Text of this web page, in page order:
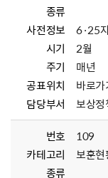
종류
사전정보
6·25
시기
2월
주기
매년
공표위치
바로가
담당부서
보상
번호
109
카테고리
보훈현
종류